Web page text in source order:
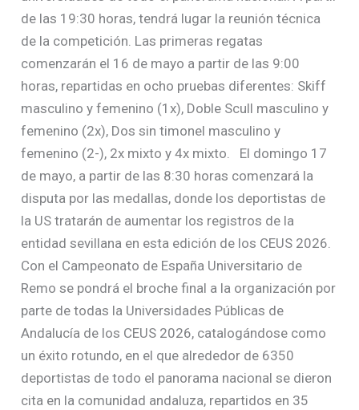
de las 19:30 horas, tendrá lugar la reunión técnica
de la competición. Las primeras regatas
comenzarán el 16 de mayo a partir de las 9:00
horas, repartidas en ocho pruebas diferentes: Skiff
masculino y femenino (1x), Doble Scull masculino y
femenino (2x), Dos sin timonel masculino y
femenino (2-), 2x mixto y 4x mixto. El domingo 17
de mayo, a partir de las 8:30 horas comenzará la
disputa por las medallas, donde los deportistas de
la US tratarán de aumentar los registros de la
entidad sevillana en esta edición de los CEUS 2026.
Con el Campeonato de España Universitario de
Remo se pondrá el broche final a la organización por
parte de todas la Universidades Públicas de
Andalucía de los CEUS 2026, catalogándose como
un éxito rotundo, en el que alrededor de 6350
deportistas de todo el panorama nacional se dieron
cita en la comunidad andaluza, repartidos en 35